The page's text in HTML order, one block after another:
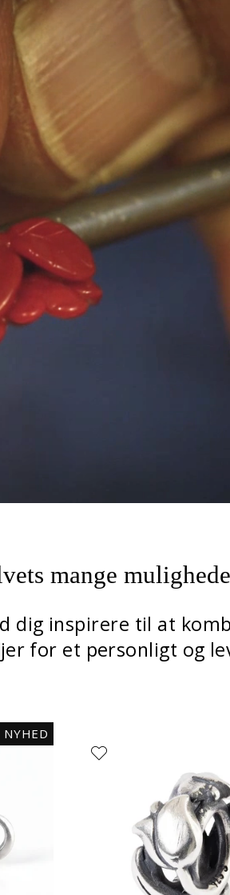
mange
dig inspirere til at
for et personligt og
NYHED